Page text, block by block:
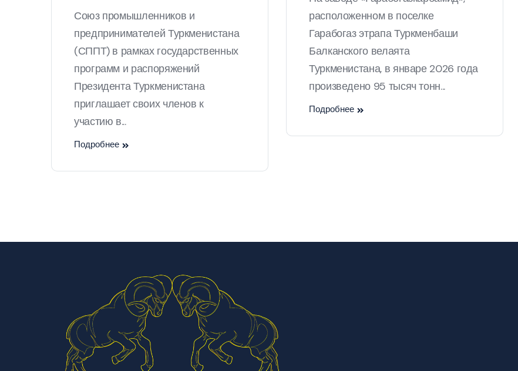
Союз промышленников и
предпринимателей Туркменистана
(СППТ) в рамках государственных
программ и распоряжений
Президента Туркменистана
приглашает своих членов к
участию в...
Подробнее
расположенном в поселке
Гарабогаз этрапа Туркменбаши
Балканского велаята
Туркменистана, в январе 2026 года
произведено 95 тысяч тонн...
Подробнее